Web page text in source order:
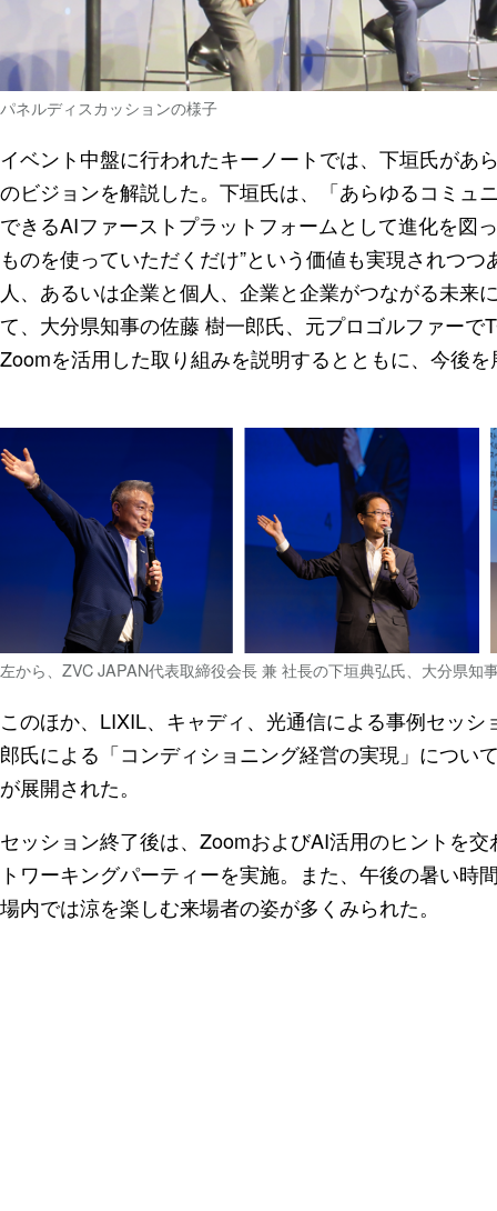
パネルディスカッションの様子
イベント中盤に行われたキーノートでは、下垣氏があ
のビジョンを解説した。下垣氏は、「あらゆるコミュ
できるAIファーストプラットフォームとして進化を図
ものを使っていただくだけ”という価値も実現されつ
人、あるいは企業と個人、企業と企業がつながる未来
て、大分県知事の佐藤 樹一郎氏、元プロゴルファー
Zoomを活用した取り組みを説明するとともに、今後
左から、ZVC JAPAN代表取締役会長 兼 社長の下垣典弘氏、大分県知
このほか、LIXIL、キャディ、光通信による事例セッ
郎氏による「コンディショニング経営の実現」につい
が展開された。
セッション終了後は、ZoomおよびAI活用のヒントを
トワーキングパーティーを実施。また、午後の暑い時
場内では涼を楽しむ来場者の姿が多くみられた。